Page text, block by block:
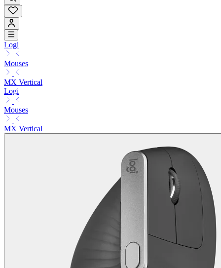
Logi
Mouses
MX Vertical
Logi
Mouses
MX Vertical